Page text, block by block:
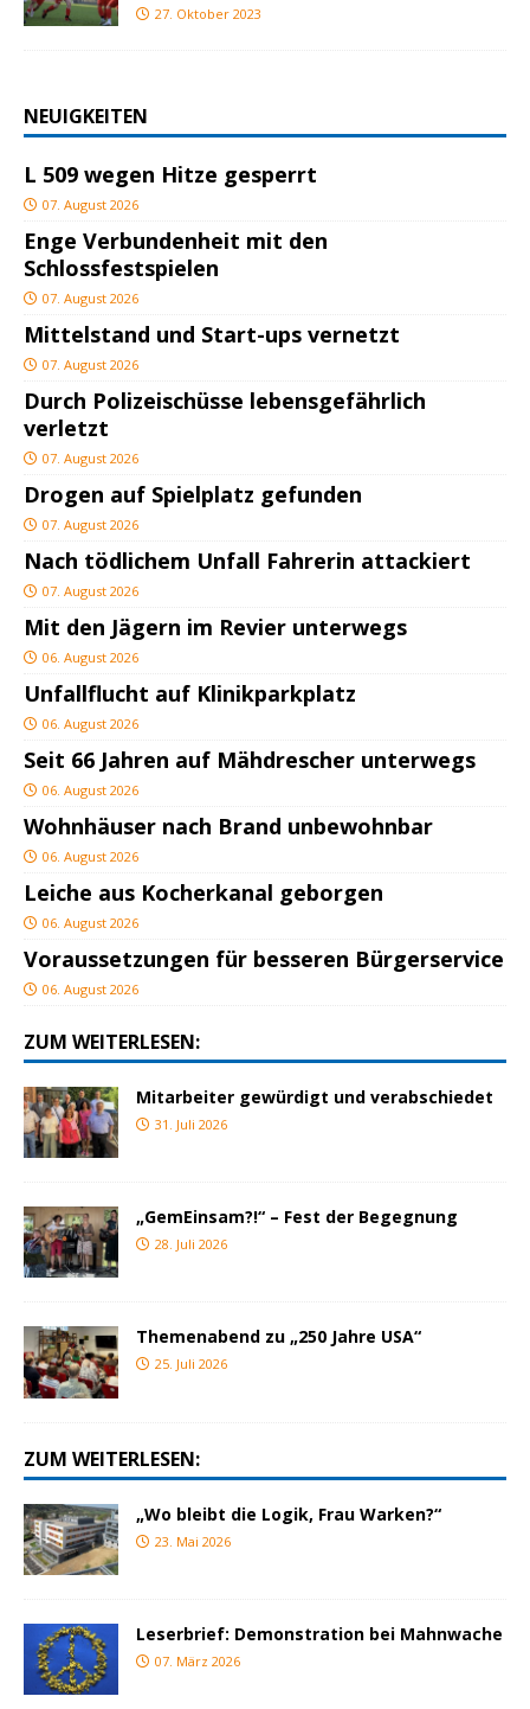
27. Oktober 2023
NEUIGKEITEN
L 509 wegen Hitze gesperrt
07. August 2026
Enge Verbundenheit mit den
Schlossfestspielen
07. August 2026
Mittelstand und Start-ups vernetzt
07. August 2026
Durch Polizeischüsse lebensgefährlich
verletzt
07. August 2026
Drogen auf Spielplatz gefunden
07. August 2026
Nach tödlichem Unfall Fahrerin attackiert
07. August 2026
Mit den Jägern im Revier unterwegs
06. August 2026
Unfallflucht auf Klinikparkplatz
06. August 2026
Seit 66 Jahren auf Mähdrescher unterwegs
06. August 2026
Wohnhäuser nach Brand unbewohnbar
06. August 2026
Leiche aus Kocherkanal geborgen
06. August 2026
Voraussetzungen für besseren Bürgerservice
06. August 2026
ZUM WEITERLESEN:
Mitarbeiter gewürdigt und verabschiedet
31. Juli 2026
„GemEinsam?!“ – Fest der Begegnung
28. Juli 2026
Themenabend zu „250 Jahre USA“
25. Juli 2026
ZUM WEITERLESEN:
„Wo bleibt die Logik, Frau Warken?“
23. Mai 2026
Leserbrief: Demonstration bei Mahnwache
07. März 2026